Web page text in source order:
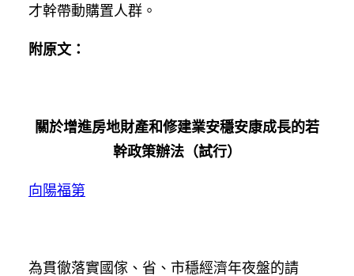
才幹帶動購置人群。
附原文：
關於增進房地財產和修建業安穩安康成長的若
幹政策辦法（試行）
向陽福第
為貫徹落實國傢、省、市穩經濟年夜盤的請